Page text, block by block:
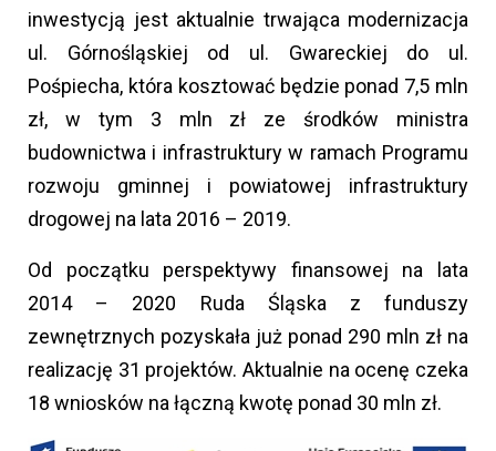
inwestycją jest aktualnie trwająca modernizacja
ul. Górnośląskiej od ul. Gwareckiej do ul.
Pośpiecha, która kosztować będzie ponad 7,5 mln
zł, w tym 3 mln zł ze środków ministra
budownictwa i infrastruktury w ramach Programu
rozwoju gminnej i powiatowej infrastruktury
drogowej na lata 2016 – 2019.
Od początku perspektywy finansowej na lata
2014 – 2020 Ruda Śląska z funduszy
zewnętrznych pozyskała już ponad 290 mln zł na
realizację 31 projektów. Aktualnie na ocenę czeka
18 wniosków na łączną kwotę ponad 30 mln zł.